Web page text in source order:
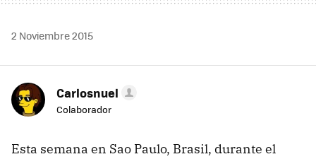
2 Noviembre 2015
Carlosnuel
Colaborador
Esta semana en Sao Paulo, Brasil, durante el